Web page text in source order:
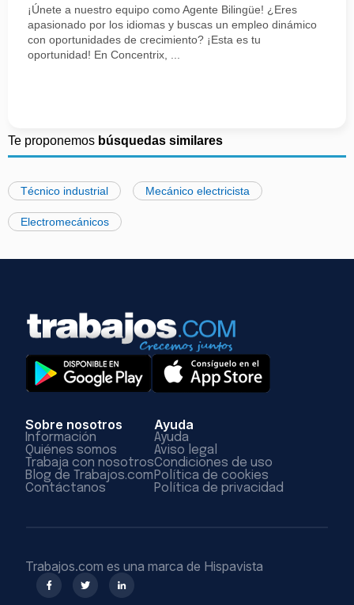
¡Únete a nuestro equipo como Agente Bilingüe! ¿Eres
apasionado por los idiomas y buscas un empleo dinámico
con oportunidades de crecimiento? ¡Esta es tu
oportunidad! En Concentrix, ...
Te proponemos búsquedas similares
Técnico industrial Mecánico electricista
Electromecánicos
Sobre nosotros
Información
Quiénes somos
Trabaja con nosotros
Blog de Trabajos.com
Contáctanos
Ayuda
Ayuda
Aviso legal
Condiciones de uso
Política de cookies
Política de privacidad
Trabajos.com es una marca de Hispavista